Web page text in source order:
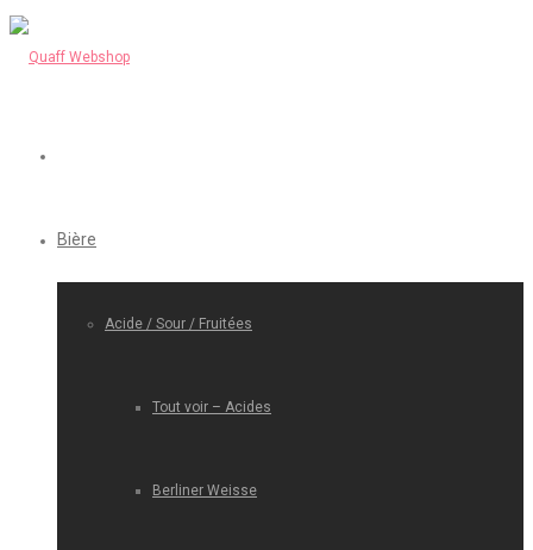
Bière
Acide / Sour / Fruitées
Tout voir – Acides
Berliner Weisse